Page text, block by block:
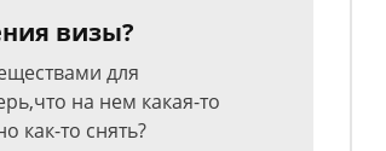
визы?
для
на нем какая-то
как-то снять?